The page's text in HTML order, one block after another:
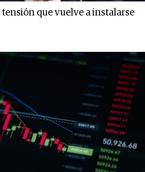
tensión que vuelve a instalarse